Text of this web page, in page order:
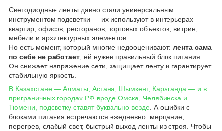
Светодиодные ленты давно стали универсальным
инструментом подсветки — их используют в интерьерах
квартир, офисов, ресторанов, торговых объектов, витрин,
мебели и архитектурных элементов.
Но есть момент, который многие недооценивают: лента сама
по себе не работает, ей нужен правильный блок питания.
Он снижает напряжение сети, защищает ленту и гарантирует
стабильную яркость.
В Казахстане — Алматы, Астана, Шымкент, Караганда — и в
приграничных городах РФ вроде Омска, Челябинска и
Тюмени, подсветку ставят буквально везде. А ошибки с
блоками питания встречаются ежедневно: мерцание,
перегрев, слабый свет, быстрый выход ленты из строя. Чтобы